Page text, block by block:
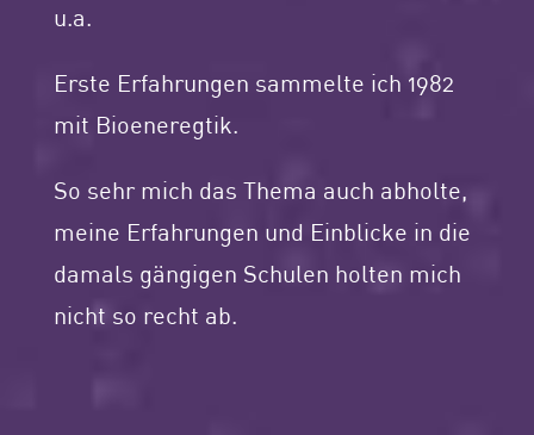
u.a.
Erste Erfahrungen sammelte ich 1982
mit Bioeneregtik.
So sehr mich das Thema auch abholte,
meine Erfahrungen und Einblicke in die
damals gängigen Schulen holten mich
nicht so recht ab.